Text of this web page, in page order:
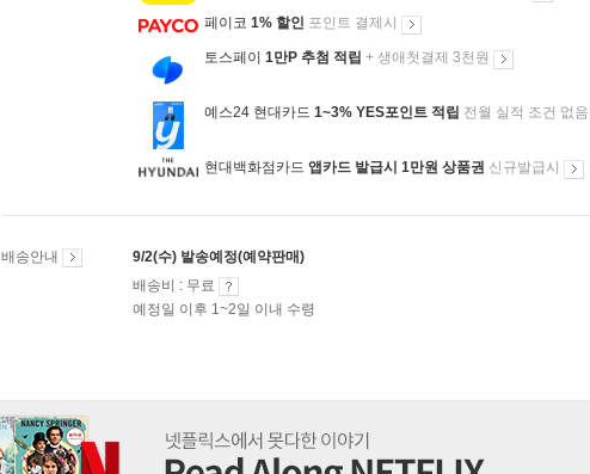
페이코 1% 할인 포인트 결제시
토스페이 1만P 추첨 적립 + 생애첫결제 3천원
예스24 현대카드 1~3% YES포인트 적립 전월 실적 조건 없음
현대백화점카드 앱카드 발급시 1만원 상품권 신규발급시
배송안내
9/2(수) 발송예정(예약판매)
배송비 : 무료
예정일 이후 1~2일 이내 수령